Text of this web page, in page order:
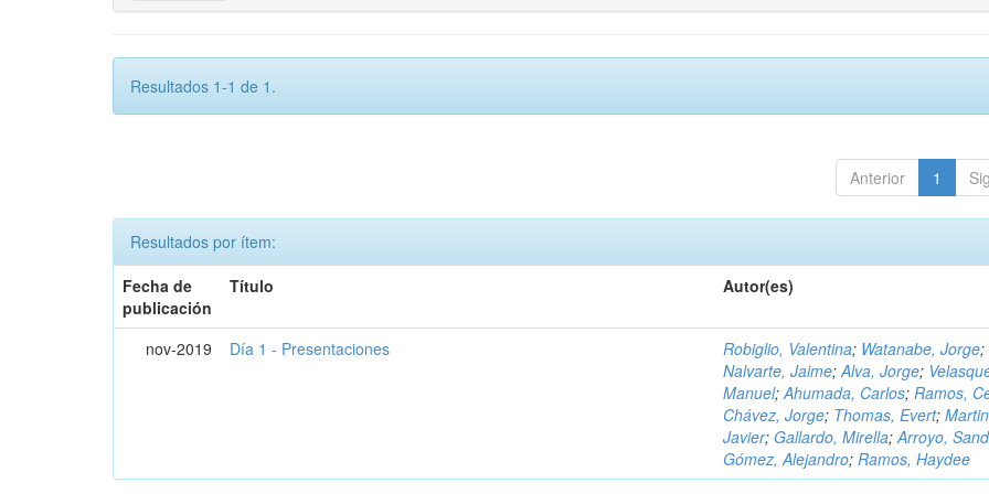
Resultados 1-1 de 1.
Anterior 1
Resultados por ítem:
Fecha de
publicación
Título Autor(es)
nov-2019 Día 1 - Presentaciones Robiglio, Valentina; Watanabe, Jorge;
Nalvarte, Jaime;Alva, Jorge;
Manuel;Ahumada, Carlos;Ramos,
Chávez, Jorge; Thomas, Evert;
Javier; Gallardo, Mirella;Arroyo,
Gómez, Alejandro;Ramos, Haydee